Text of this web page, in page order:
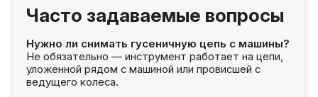
Часто задаваемые вопросы
Нужно ли снимать гусеничную цепь с машины?
Не обязательно — инструмент работает на цепи,
уложенной рядом с машиной или провисшей с
ведущего колеса.